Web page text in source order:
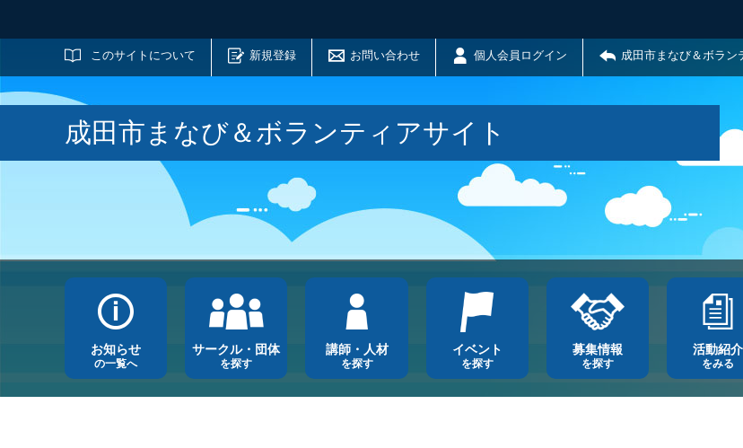
このサイトについて 新規登録 お問い合わせ 個人会員ログイン 成田市まなび＆ボラン
サイト内検索
成田市まなび＆ボランティアサイト
お知らせ
の一覧へ
サークル・団体
を探す
講師・人材
を探す
イベント
を探す
募集情報
を探す
活動紹介
をみる